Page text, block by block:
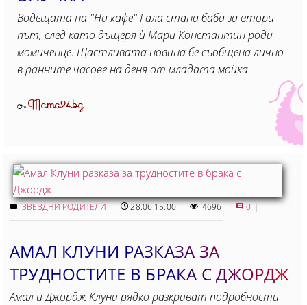
Водещата на "На кафе" Гала стана баба за втори
път, след като дъщеря ѝ Мари Константин роди
момиченце. Щастливата новина бе съобщена лично
в ранните часове на деня от младата мойка
ОтMama24.bg
ЗВЕЗДНИ РОДИТЕЛИ 28.06 15:00 4696 0
АМАЛ КЛУНИ РАЗКАЗА ЗА
ТРУДНОСТИТЕ В БРАКА С ДЖОРДЖ
Амал и Джордж Клуни рядко разкриват подробности